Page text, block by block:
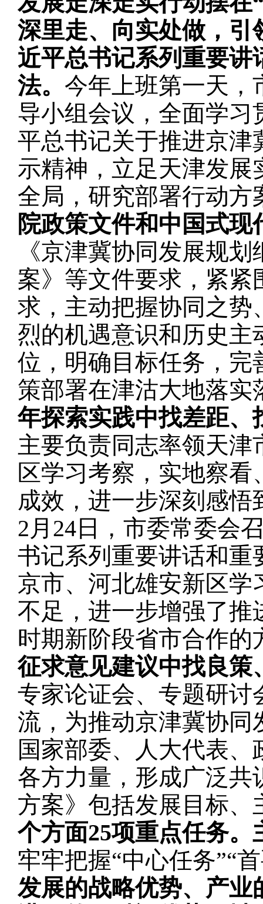
深里走、向实处做，引
近平总书记系列重要
法。 今年上班第一天，
导小组会议，全面学
平总书记关于推进京津
示精神，立足天津发
全局，研究部署行动方
院政策文件和中国式
《京津冀协同发展规
案》等文件要求，紧
求，主动把握协同之势
烈的机遇意识和历史主
位，明确目标任务，完
策部署在津沽大地落实
年探索实践中找差距、
主要负责同志率领天
区学习考察，实地察
成效，进一步深刻感
2月24日，市委常委会
书记系列重要讲话和重
京市、河北雄安新区
不足，进一步增强了推
时期新阶段省市合作的
征求意见建议中找良策
专家论证会、专题研讨
流，为推动京津冀协同
国家部委、人大代表
各方力量，形成广泛
方案》包括发展目标
个方面25项重点任务
牢牢把握“中心任务”“
发展的战略优势、产业